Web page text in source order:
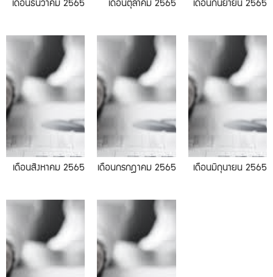
เดือนธันวาคม 2565 เดือนตุลาคม 2565 เดือนกันยายน 2565
เดือนสิงหาคม 2565
07.2022
เดือนกรกฎาคม 2565
06.2022
เดือนมิถุนายน 2565
02.2565